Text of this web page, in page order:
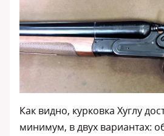
Как видно, курковка Хуглу
минимум, в двух вариантах: